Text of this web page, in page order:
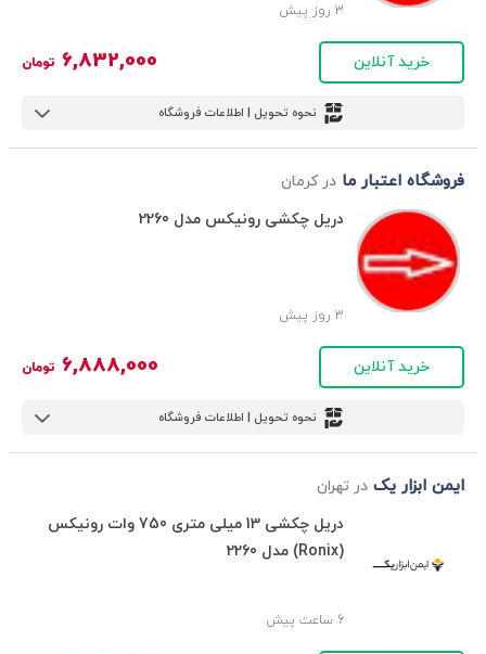
3 روز پیش
خرید آنلاین 6,832,000 تومان
نحوه تحویل | اطلاعات فروشگاه
فروشگاه اعتبار ما در کرمان
دریل چکشی رونیکس مدل 2260
3 روز پیش
خرید آنلاین 6,888,000 تومان
نحوه تحویل | اطلاعات فروشگاه
ایمن ابزار یک در تهران
دریل چکشی 13 میلی متری 750 وات رونیکس
(Ronix) مدل 2260
6 ساعت پیش